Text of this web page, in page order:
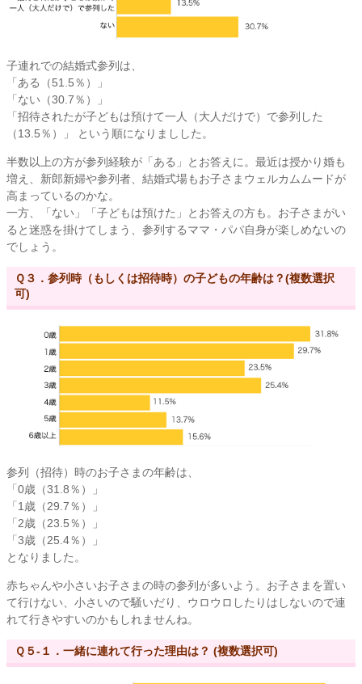
子連れでの結婚式参列は、
「ある（51.5％）」
「ない（30.7％）」
「招待されたが子どもは預けて一人（大人だけで）で参列した
（13.5％）」 という順になりましした。
半数以上の方が参列経験が「ある」とお答えに。最近は授かり婚も
増え、新郎新婦や参列者、結婚式場もお子さまウェルカムムードが
高まっているのかな。
一方、「ない」「子どもは預けた」とお答えの方も。お子さまがい
ると迷惑を掛けてしまう、参列するママ・パパ自身が楽しめないの
でしょう。
Ｑ３．参列時（もしくは招待時）の子どもの年齢は？(複数選択
可)
参列（招待）時のお子さまの年齢は、
「0歳（31.8％）」
「1歳（29.7％）」
「2歳（23.5％）」
「3歳（25.4％）」
となりました。
赤ちゃんや小さいお子さまの時の参列が多いよう。お子さまを置い
て行けない、小さいので騒いだり、ウロウロしたりはしないので連
れて行きやすいのかもしれませんね。
Ｑ５-１．一緒に連れて行った理由は？ (複数選択可)